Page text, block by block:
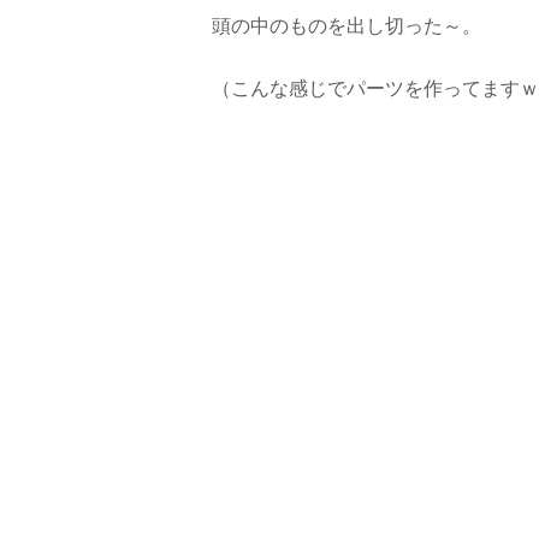
頭の中のものを出し切った～。
（こんな感じでパーツを作ってます